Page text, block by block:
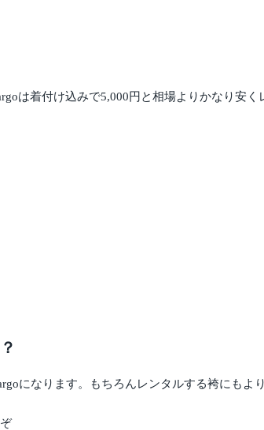
は着付け込みで5,000円と相場よりかなり安
になります。もちろんレンタルする袴にもよ